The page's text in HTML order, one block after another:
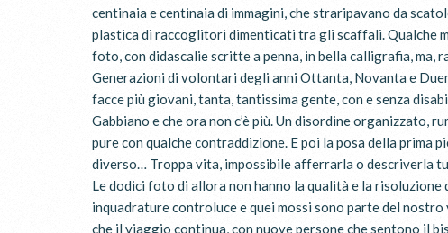
centinaia e centinaia di immagini, che straripavano da
plastica di raccoglitori dimenticati tra gli scaffali. Qualche
foto, con didascalie scritte a penna, in bella calligrafia, ma,
Generazioni di volontari degli anni Ottanta, Novanta e
facce più giovani, tanta, tantissima gente, con e senza
Gabbiano e che ora non c’è più. Un disordine organizzato,
pure con qualche contraddizione. E poi la posa della prima
diverso… Troppa vita, impossibile afferrarla o descriverla
Le dodici foto di allora non hanno la qualità e la risoluzione
inquadrature controluce e quei mossi sono parte del
che il viaggio continua, con nuove persone che sentono il